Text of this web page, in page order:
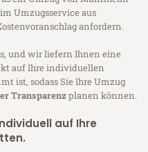
Umzugsservice aus
anfordern.
und wir liefern Ihnen eine
auf Ihre individuellen
ist, sodass Sie Ihre Umzug
Transparenzplanen können.
auf Ihre